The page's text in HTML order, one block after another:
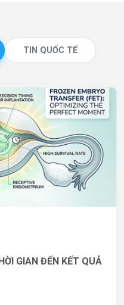
TIN QUỐC TẾ
GIAN ĐẾN KẾT QUẢ